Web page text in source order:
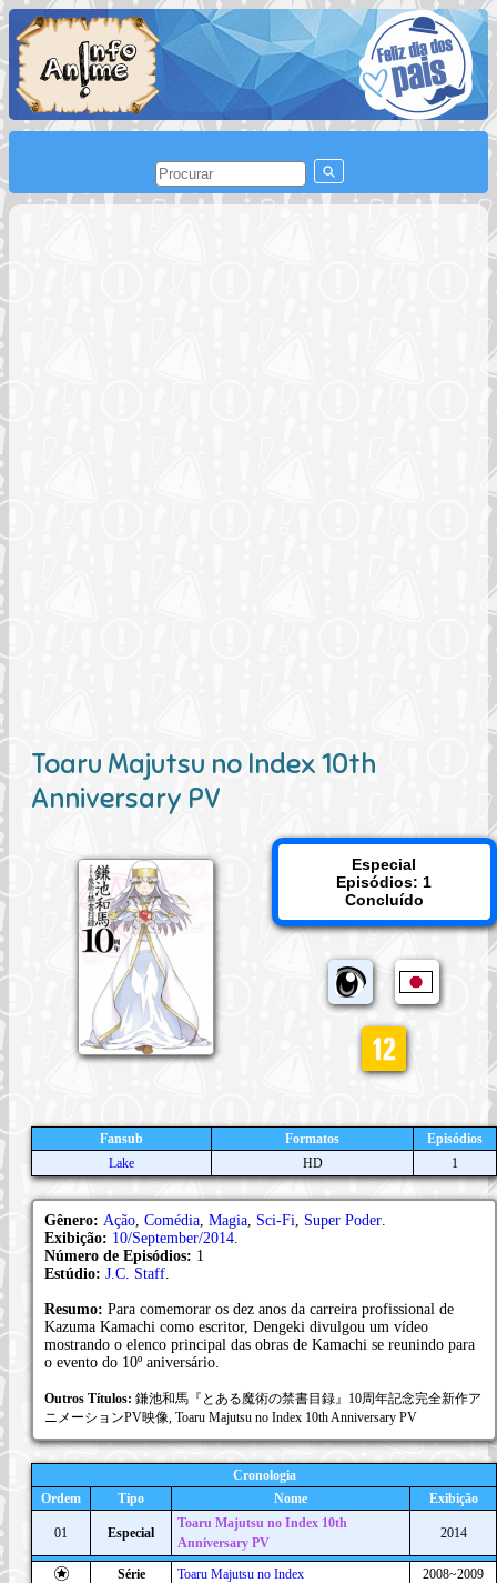
Toaru Majutsu no Index 10th
Anniversary PV
Especial
Episódios: 1
Concluído
Fansub Formatos
Episódios
Lake
HD 1
Gênero: Ação Comédia Magia Sci-Fi Super Poder
Exibição: 10/September/2014
Número de Episódios: 1
Estúdio: J.C. Staff
Resumo: Para comemorar os dez anos da carreira profissional de
Kazuma Kamachi como escritor, Dengeki divulgou um vídeo
mostrando o elenco principal das obras de Kamachi se reunindo para
o evento do 10º aniversário.
Outros Títulos: 鎌池和馬『とある魔術の禁書目録』10周年記念完全新作ア
ニメーションPV映像, Toaru Majutsu no Index 10th Anniversary PV
Cronologia
Ordem
Tipo Nome Exibição
01 Especial
Toaru Majutsu no Index 10th
Anniversary PV
2014
Série Toaru Majutsu no Index
2008~2009